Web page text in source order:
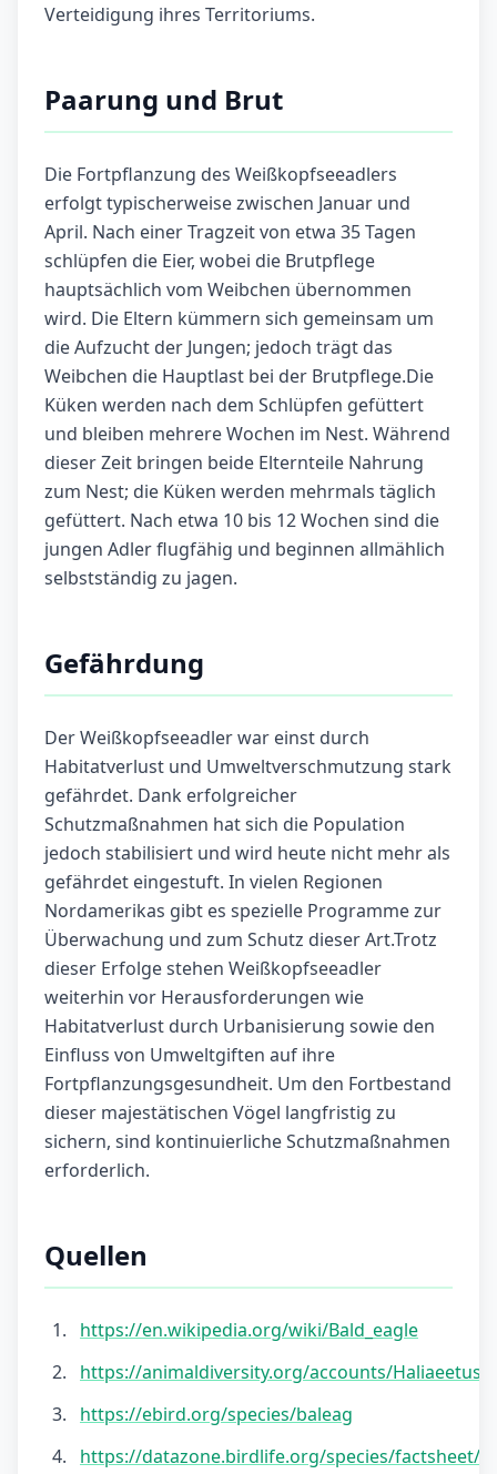
Verteidigung ihres Territoriums.
Paarung und Brut
Die Fortpflanzung des Weißkopfseeadlers
erfolgt typischerweise zwischen Januar und
April. Nach einer Tragzeit von etwa 35 Tagen
schlüpfen die Eier, wobei die Brutpflege
hauptsächlich vom Weibchen übernommen
wird. Die Eltern kümmern sich gemeinsam um
die Aufzucht der Jungen; jedoch trägt das
Weibchen die Hauptlast bei der Brutpflege.Die
Küken werden nach dem Schlüpfen gefüttert
und bleiben mehrere Wochen im Nest. Während
dieser Zeit bringen beide Elternteile Nahrung
zum Nest; die Küken werden mehrmals täglich
gefüttert. Nach etwa 10 bis 12 Wochen sind die
jungen Adler flugfähig und beginnen allmählich
selbstständig zu jagen.
Gefährdung
Der Weißkopfseeadler war einst durch
Habitatverlust und Umweltverschmutzung stark
gefährdet. Dank erfolgreicher
Schutzmaßnahmen hat sich die Population
jedoch stabilisiert und wird heute nicht mehr als
gefährdet eingestuft. In vielen Regionen
Nordamerikas gibt es spezielle Programme zur
Überwachung und zum Schutz dieser Art.Trotz
dieser Erfolge stehen Weißkopfseeadler
weiterhin vor Herausforderungen wie
Habitatverlust durch Urbanisierung sowie den
Einfluss von Umweltgiften auf ihre
Fortpflanzungsgesundheit. Um den Fortbestand
dieser majestätischen Vögel langfristig zu
sichern, sind kontinuierliche Schutzmaßnahmen
erforderlich.
Quellen
https://en.wikipedia.org/wiki/Bald_eagle
https://animaldiversity.org/accounts/
https://ebird.org/species/baleag
https://datazone.birdlife.org/species/factsheet/